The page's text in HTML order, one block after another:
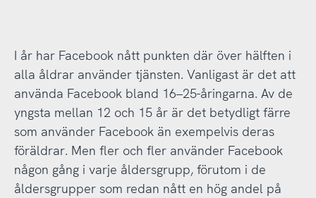
I år har Facebook nått punkten där över hälften i
alla åldrar använder tjänsten. Vanligast är det att
använda Facebook bland 16–25-åringarna. Av de
yngsta mellan 12 och 15 år är det betydligt färre
som använder Facebook än exempelvis deras
föräldrar. Men fler och fler använder Facebook
någon gång i varje åldersgrupp, förutom i de
åldersgrupper som redan nått en hög andel på